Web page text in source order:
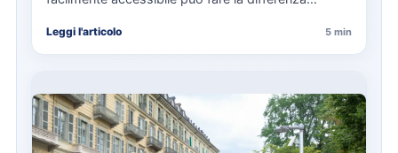
soprattutto…
Leggi l'articolo 5 min